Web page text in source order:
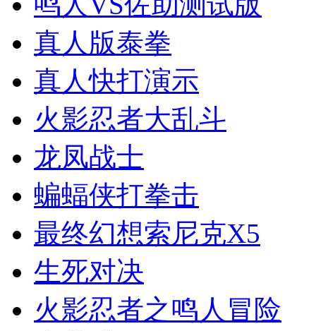
真人版泰拳
真人快打演示
火影忍者大乱斗
龙凤战士
蝙蝠侠打拳击
最终幻想索尼克X5
生死对决
火影忍者之鸣人冒险